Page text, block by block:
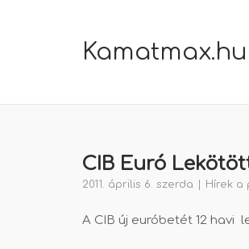
Kamatmax.hu
CIB Euró
2011. április 6. szerda Hírek a
A CIB új euróbetét 12 havi